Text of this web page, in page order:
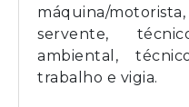
máquina/
servente,
ambiental,
trabalho e vigia.